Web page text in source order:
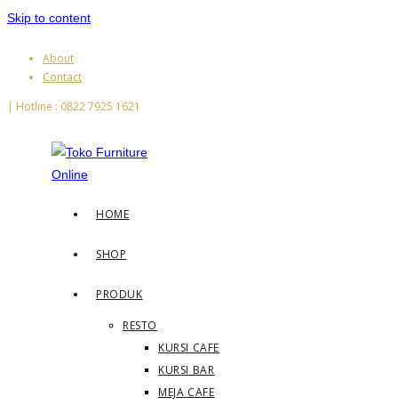
Skip to content
About
Contact
| Hotline : 0822 7925 1621
HOME
SHOP
PRODUK
RESTO
KURSI CAFE
KURSI BAR
MEJA CAFE